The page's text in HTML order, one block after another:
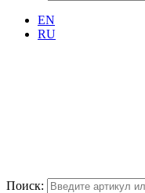
EN
RU
Поиск: